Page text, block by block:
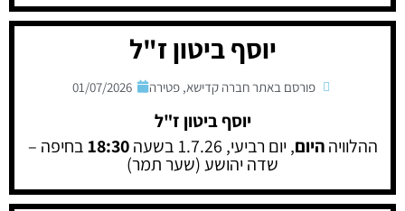
יוסף ביטון ז"ל
פורסם באתר חברה קדישא, פטירה 01/07/2026
יוסף ביטון ז"ל
ההלוויההיום, יום רביעי, 1.7.26 בשעה 18:30בחיפה –
שדה יהושע (שער תמר)